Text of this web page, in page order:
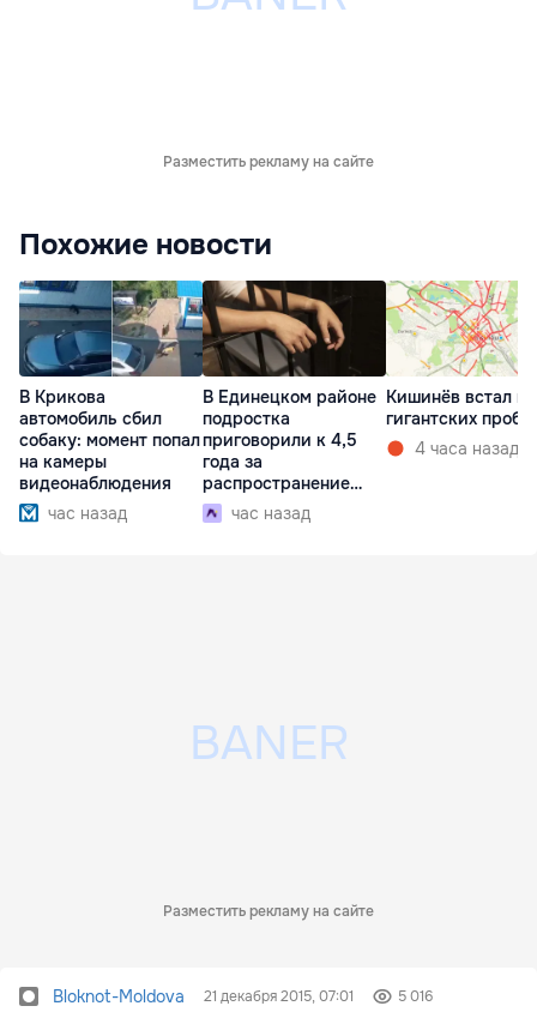
Разместить рекламу на сайте
Похожие новости
В Крикова
автомобиль сбил
собаку: момент попал
на камеры
видеонаблюдения
час назад
В Единецком районе
подростка
приговорили к 4,5
года за
распространение
наркотиков
час назад
Кишинёв встал в
гигантских
4 часа назад
Разместить рекламу на сайте
Bloknot-Moldova 21 декабря 2015, 07:01 5 016